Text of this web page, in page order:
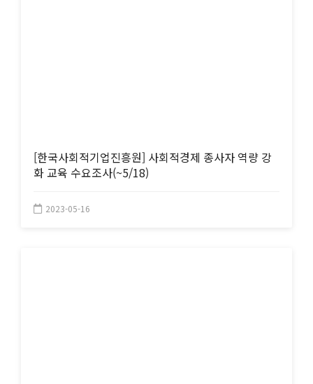
[한국사회적기업진흥원] 사회적경제 종사자 역량 강
화 교육 수요조사(~5/18)
2023-05-16